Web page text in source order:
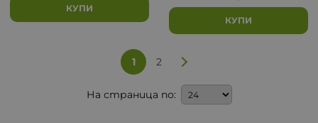
КУПИ
КУПИ
1 2
На страница по: